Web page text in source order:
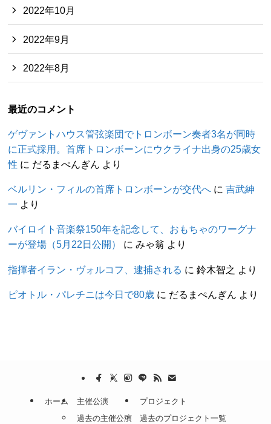
2022年10月
2022年9月
2022年8月
最近のコメント
ゲヴァントハウス管弦楽団でトロンボーン奏者3名が同時
に正式採用。首席トロンボーンにウクライナ出身の25歳女
性 に だるまぺんぎん より
ベルリン・フィルの首席トロンボーンが交代へ に吉武紳
一 より
バイロイト音楽祭150年を記念して、おもちゃのワーグナ
ーが登場（5月22日公開）
にみゃ翁 より
指揮者イラン・ヴォルコフ、逮捕される に鈴木智之 より
ピオトル・パレチニは今日で80歳 に だるまぺんぎん より
ホーム
主催公演
過去の主催公演
プロジェクト
過去のプロジェクト一覧